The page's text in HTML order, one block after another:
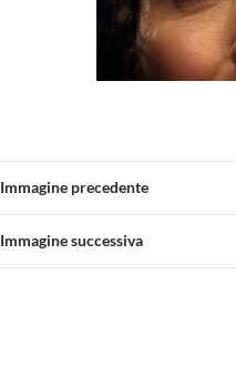
Immagine precedente
Immagine successiva